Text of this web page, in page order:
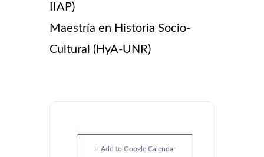
IIAP)
Maestría en Historia Socio-
Cultural (HyA-UNR)
+ Add to Google Calendar